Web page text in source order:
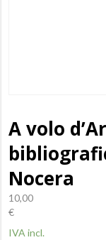
A volo
Nocera
10,00
€
IVA incl.